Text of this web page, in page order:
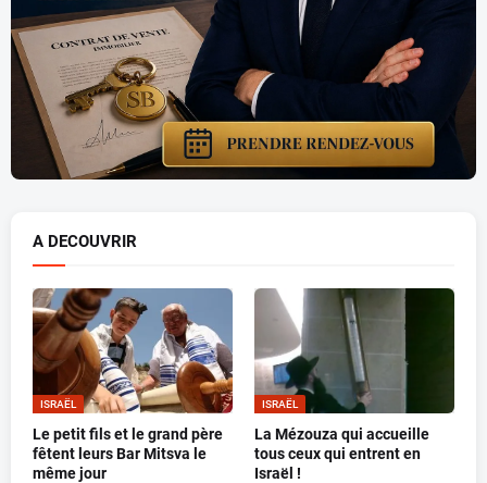
A DECOUVRIR
ISRAËL
Le petit fils et le grand père
fêtent leurs Bar Mitsva le
même jour
ISRAËL
La Mézouza qui accueille
tous ceux qui entrent en
Israël !